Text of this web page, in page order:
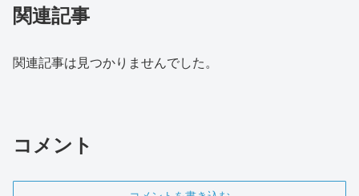
関連記事
関連記事は見つかりませんでした。
コメント